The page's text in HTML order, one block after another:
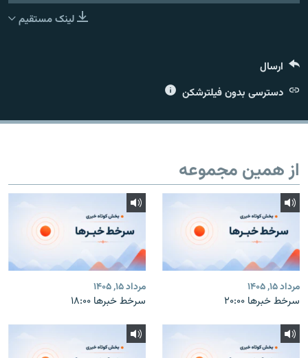
لینک مستقیم
ارسال
دسترسی بدون فیلترشکن
از همین مجموعه
مرداد ۱۵, ۱۴۰۵
سرخط خبرها ۲۰:۰۰
مرداد ۱۵, ۱۴۰۵
سرخط خبرها ۱۸:۰۰